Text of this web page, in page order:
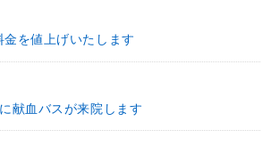
を値上げいたします
献血バスが来院します